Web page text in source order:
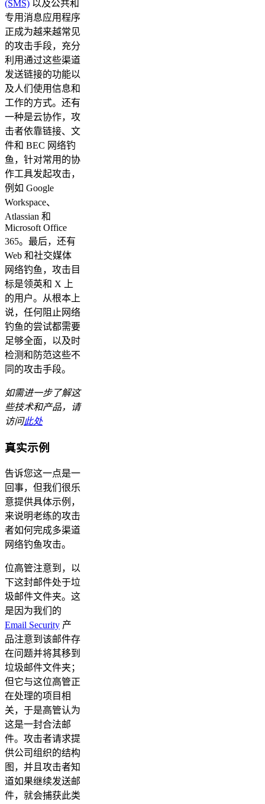
(SMS) 以及公共和
专用消息应用程序
正成为越来越常见
的攻击手段，充分
利用通过这些渠道
发送链接的功能以
及人们使用信息和
工作的方式。还有
一种是云协作，攻
击者依靠链接、文
件和 BEC 网络钓
鱼，针对常用的协
作工具发起攻击，
例如 Google
Workspace、
Atlassian 和
Microsoft Office
365。最后，还有
Web 和社交媒体
网络钓鱼，攻击目
标是领英和 X 上
的用户。从根本上
说，任何阻止网络
钓鱼的尝试都需要
足够全面，以及时
检测和防范这些不
同的攻击手段。
如需进一步了解这
些技术和产品，请
访问此处
真实示例
告诉您这一点是一
回事，但我们很乐
意提供具体示例，
来说明老练的攻击
者如何完成多渠道
网络钓鱼攻击。
位高管注意到，以
下这封邮件处于垃
圾邮件文件夹。这
是因为我们的
Email Security 产
品注意到该邮件存
在问题并将其移到
垃圾邮件文件夹；
但它与这位高管正
在处理的项目相
关，于是高管认为
这是一封合法邮
件。攻击者请求提
供公司组织的结构
图，并且攻击者知
道如果继续发送邮
件，就会捕获此类